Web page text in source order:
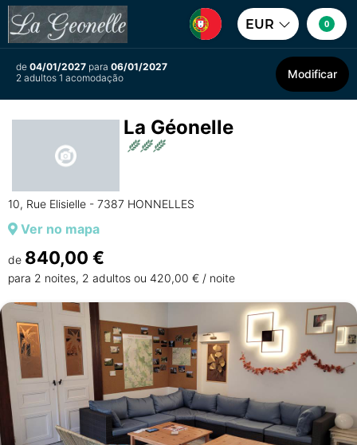
EUR 0
de 04/01/2027 para 06/01/2027
2 adultos 1 acomodação
Modificar
La Géonelle
10, Rue Elisielle - 7387 HONNELLES
Ver no mapa
de 840,00 €
para 2 noites, 2 adultos ou 420,00 € / noite